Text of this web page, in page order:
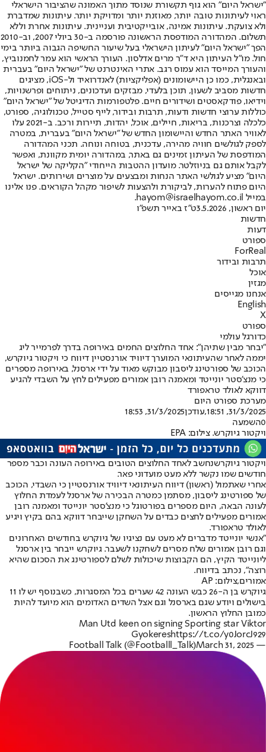
"ישראל היום" הוא גוף תקשורת שנוסד מתוך האמונה שהציבור הישראלי
ראוי לעיתונות טובה יותר, מאוזנת יותר ומדויקת יותר. עיתונות שמדברת
ולא צועקת. עיתונות אמינה, אובייקטיבית ועניינית. עיתונות אחרת וללא
תשלום. המהדורה המודפסת הראשונה פורסמה ב-30 ביולי 2007, וב-2010
הפך "ישראל היום" לעיתון הישראלי בעל שיעור החשיפה הגבוה ביותר בימי
חול. מו"ל העיתון היא ד"ר מרים אדלסון. העורך הראשי הוא עמר לחמנוביץ,
והעורך המייסד הוא עמוס רגב. אתרי האינטרנט של "ישראל היום" בעברית
ובאנגלית, כמו כן היישומונים (אפליקציות) לאנדרואיד ול-iOS, מציגים
חדשות מסביב לשעון, תוכן בלעדי, מבזקים ועדכונים, ניתוחים ופרשנויות,
וידיאו, פודקאסטים ושידורים חיים. פלטפורמות הדיגיטל של "ישראל היום"
כוללות ערוצי חדשות ודעות, תרבות ובידור, לייף סטייל, טכנולוגיה, ספורט,
כלכלה וצרכנות, בריאות, חיילים, אוכל, יהדות, תיירות ורכב. ב-2021 עלו
לאוויר האתר החדש והיישומון החדש של "ישראל היום" בעברית, במטרה
לספק לגולשים חוויה מהירה, עדכנית, בטוחה ונוחה. תכני המהדורה
המודפסת של העיתון זמינים גם באתר, במהדורה יומית מקוונת, ואפשר
לקבל אותם גם בניוזלטר. מועדון ההטבות הייחודי "הקליקה של ישראל
היום" מציע לגולשי האתר הנחות ומבצעים על מוצרים ושירותים. ישראל
היום פתוח להערות, לביקורת ולהצעות לשיפור מקהל הקוראים. פנו אלינו
במייל hayom@israelhayom.co.il.
יום ראשון, 3.5.2026
ט"ז באייר תשפ"ו
חדשות
דעות
ספורט
ForReal
תרבות ובידור
אוכל
מגזין
אנחנו מגייסים
English
X
ספורט
כדורגל עולמי
"יבחר מבין שתיהן": אחד החלוצים החמים באירופה בדרך לפרמייר ליג
יממה לאחר שהעיתונאי המוערך דיוויד אורנסטיין דיווח כי ויקטור גיוקרש,
הכוכב של ספורטינג ליסבון מבוקש מאוד על ידי ארסנל, באירופה מספרים
כי מנצ'סטר יונייטד ומאמנה רובן אמורים מפעילים לחץ על השבדי להגיע
דווקא לאולד טראפורד
מערכת ספורט היום
31/3/2025, 18:51
,עודכן31/3/2025, 18:53
0השמעה
ויקטור גיוקרש. צילום: EPA
ויקטור גיוקרשנחשב לאחד החלוצים הטובים באירופה העונה וכבר מספר
חודשים שמו נקשר ללא מעט מועדוני פאר.
אחרי שאתמול (ראשון) דיווח העיתונאי דיוויד אורנסטיין כי השבדי, הכוכב
של ספורטינג ליסבון, מסתמן כמטרה הבכירה של ארסנל לעמדת החלוץ
לעונה הבאה, היום מספרים בפורטוגל כי מנצ'סטר יונייטד ומאמנה רובן
אמורים מפעילים לחצים כבדים על השחקן שייבחר דווקא בהם בקיץ ויגיע
לאולד טראפורד.
"אנשי יונייטד מדברים לא מעט עם נציגיו של גיוקרש בחודשים האחרונים
וגם רובן אמורים שלח מסרים לשחקנו לשעבר. גיוקרש ייבחר בין ארסנל
ליונייטד הקיץ, הם הקבוצות שיכולות לשלם לספורטינג את הסכום שהיא
רוצה", נכתב בדיווח.
אמורים,צילום: AP
גיוקרש בן ה-26 כבש העונה 42 שערים בכל המסגרות, כשבנוסף יש לו 11
בישולים ויודע שגם בארסנל וגם אצל השדים האדומים הוא מיועד להיות
כמובן החלוץ הראשון.
Man Utd keen on signing Sporting star Viktor
Gyokereshttps://t.co/y0JorcJ929
— Football Talk (@Footballl_Talk)
March 31, 2025